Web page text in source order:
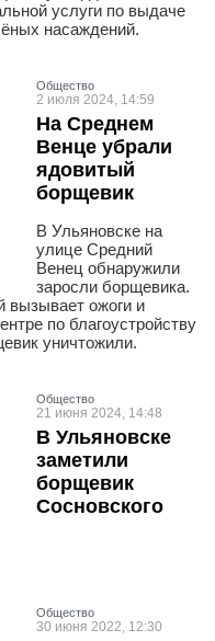
услуги по выдаче
насаждений.
Общество
2 июля 2024, 14:59
На Среднем
Венце убрали
ядовитый
борщевик
В Ульяновске на
улице Средний
Венец обнаружили
заросли борщевика.
вызывает ожоги и
по благоустройству
уничтожили.
Общество
21 июня 2024, 14:48
В Ульяновске
заметили
борщевик
Сосновского
Общество
30 июня 2022, 12:30